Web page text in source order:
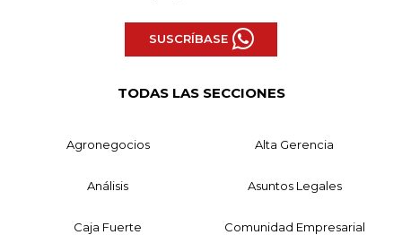
SUSCRÍBASE
TODAS LAS SECCIONES
Agronegocios Alta Gerencia
Análisis Asuntos Legales
Caja Fuerte Comunidad Empresarial